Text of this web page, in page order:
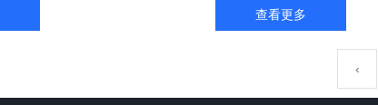
查看更多
‹